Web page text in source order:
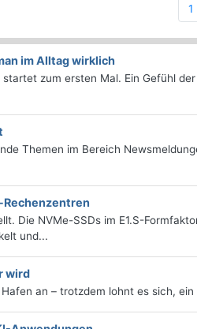
1
im Alltag wirklich
zum ersten Mal. Ein Gefühl
Themen im Bereich
Rechenzentren
Die NVMe-SSDs im E1.S-
und...
wird
an – trotzdem lohnt es sich,